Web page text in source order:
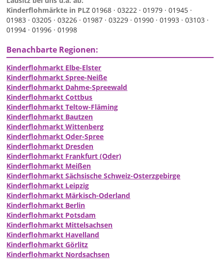
Kinderflohmärkte in PLZ01968 ·03222 ·01979 ·01945 ·
01983 ·03205 ·03226 ·01987 ·03229 ·01990 ·01993 ·03103 ·
01994 ·01996 ·01998
Benachbarte Regionen:
Kinderflohmarkt Elbe-Elster
Kinderflohmarkt Spree-Neiße
Kinderflohmarkt Dahme-Spreewald
Kinderflohmarkt Cottbus
Kinderflohmarkt Teltow-Fläming
Kinderflohmarkt Bautzen
Kinderflohmarkt Wittenberg
Kinderflohmarkt Oder-Spree
Kinderflohmarkt Dresden
Kinderflohmarkt Frankfurt (Oder)
Kinderflohmarkt Meißen
Kinderflohmarkt Sächsische Schweiz-Osterzgebirge
Kinderflohmarkt Leipzig
Kinderflohmarkt Märkisch-Oderland
Kinderflohmarkt Berlin
Kinderflohmarkt Potsdam
Kinderflohmarkt Mittelsachsen
Kinderflohmarkt Havelland
Kinderflohmarkt Görlitz
Kinderflohmarkt Nordsachsen